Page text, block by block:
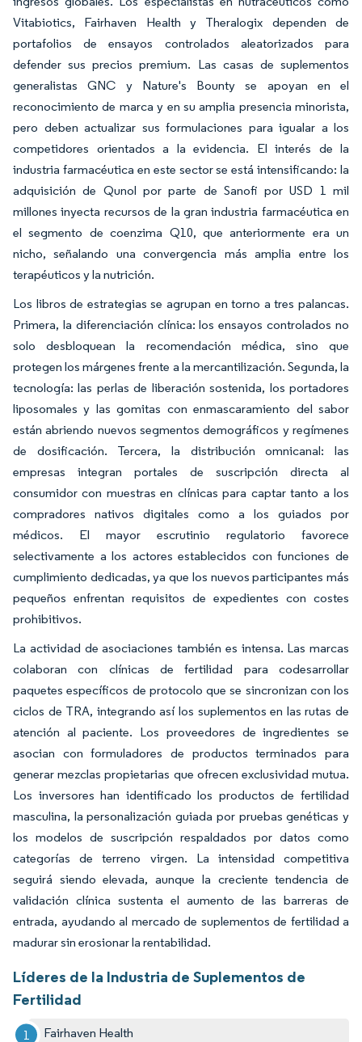
Vitabiotics, Fairhaven Health y Theralogix dependen de
portafolios de ensayos controlados aleatorizados para
defender sus precios premium. Las casas de suplementos
generalistas GNC y Nature's Bounty se apoyan en el
reconocimiento de marca y en su amplia presencia minorista,
pero deben actualizar sus formulaciones para igualar a los
competidores orientados a la evidencia. El interés de la
industria farmacéutica en este sector se está intensificando: la
adquisición de Qunol por parte de Sanofi por USD 1 mil
millones inyecta recursos de la gran industria farmacéutica en
el segmento de coenzima Q10, que anteriormente era un
nicho, señalando una convergencia más amplia entre los
terapéuticos y la nutrición.
Los libros de estrategias se agrupan en torno a tres palancas.
Primera, la diferenciación clínica: los ensayos controlados no
solo desbloquean la recomendación médica, sino que
protegen los márgenes frente a la mercantilización. Segunda, la
tecnología: las perlas de liberación sostenida, los portadores
liposomales y las gomitas con enmascaramiento del sabor
están abriendo nuevos segmentos demográficos y regímenes
de dosificación. Tercera, la distribución omnicanal: las
empresas integran portales de suscripción directa al
consumidor con muestras en clínicas para captar tanto a los
compradores nativos digitales como a los guiados por
médicos. El mayor escrutinio regulatorio favorece
selectivamente a los actores establecidos con funciones de
cumplimiento dedicadas, ya que los nuevos participantes más
pequeños enfrentan requisitos de expedientes con costes
prohibitivos.
La actividad de asociaciones también es intensa. Las marcas
colaboran con clínicas de fertilidad para codesarrollar
paquetes específicos de protocolo que se sincronizan con los
ciclos de TRA, integrando así los suplementos en las rutas de
atención al paciente. Los proveedores de ingredientes se
asocian con formuladores de productos terminados para
generar mezclas propietarias que ofrecen exclusividad mutua.
Los inversores han identificado los productos de fertilidad
masculina, la personalización guiada por pruebas genéticas y
los modelos de suscripción respaldados por datos como
categorías de terreno virgen. La intensidad competitiva
seguirá siendo elevada, aunque la creciente tendencia de
validación clínica sustenta el aumento de las barreras de
entrada, ayudando al mercado de suplementos de fertilidad a
madurar sin erosionar la rentabilidad.
Líderes de la Industria de Suplementos de
Fertilidad
Fairhaven Health